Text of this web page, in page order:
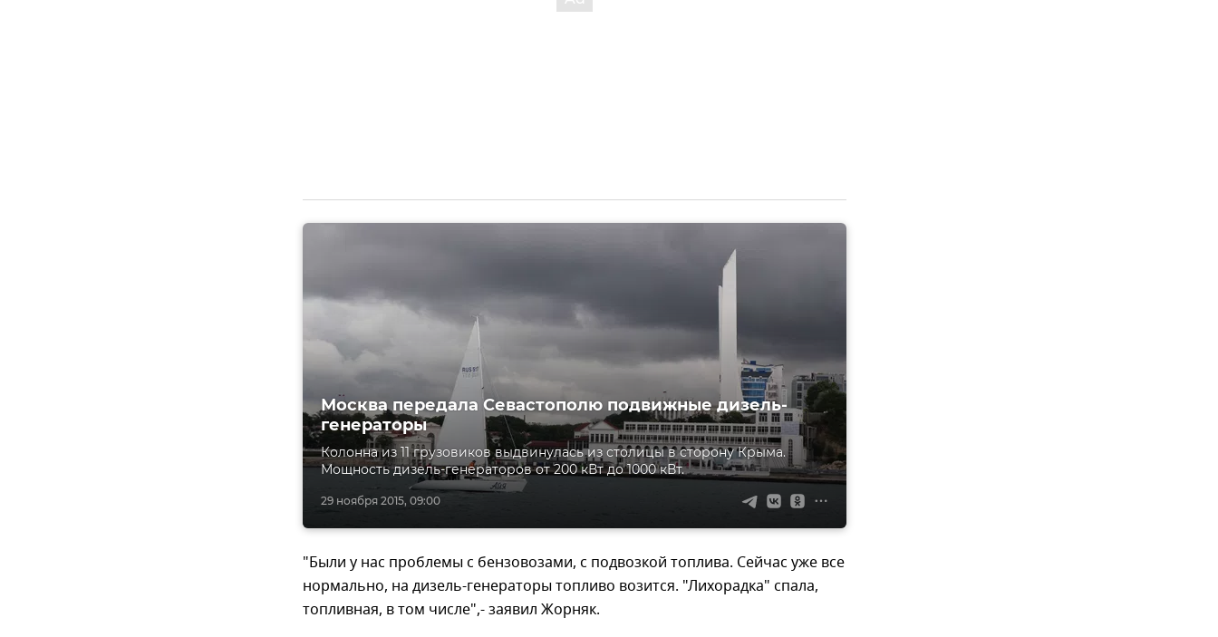
29 ноября 2015, 09:00
Москва передала Севастополю подвижные дизель-
генераторы
Колонна из 11 грузовиков выдвинулась из столицы в сторону Крыма.
Мощность дизель-генераторов от 200 кВт до 1000 кВт.
"Были у нас проблемы с бензовозами, с подвозкой топлива. Сейчас уже все
нормально, на дизель-генераторы топливо возится. "Лихорадка" спала,
топливная, в том числе",- заявил Жорняк.